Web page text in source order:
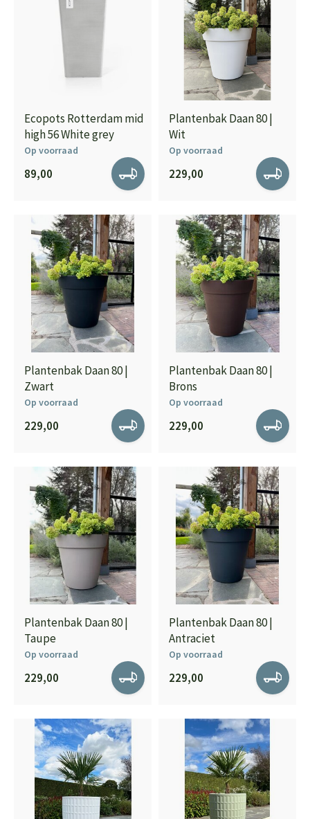
Ecopots Rotterdam mid
high 56 White grey
Op voorraad
89,00
Plantenbak Daan 80 |
Wit
Op voorraad
229,00
Plantenbak Daan 80 |
Zwart
Op voorraad
229,00
Plantenbak Daan 80 |
Brons
Op voorraad
229,00
Plantenbak Daan 80 |
Taupe
Op voorraad
229,00
Plantenbak Daan 80 |
Antraciet
Op voorraad
229,00